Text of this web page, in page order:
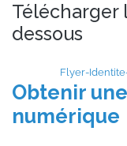
Télécharger
dessous
Flyer-
Obtenir
numérique